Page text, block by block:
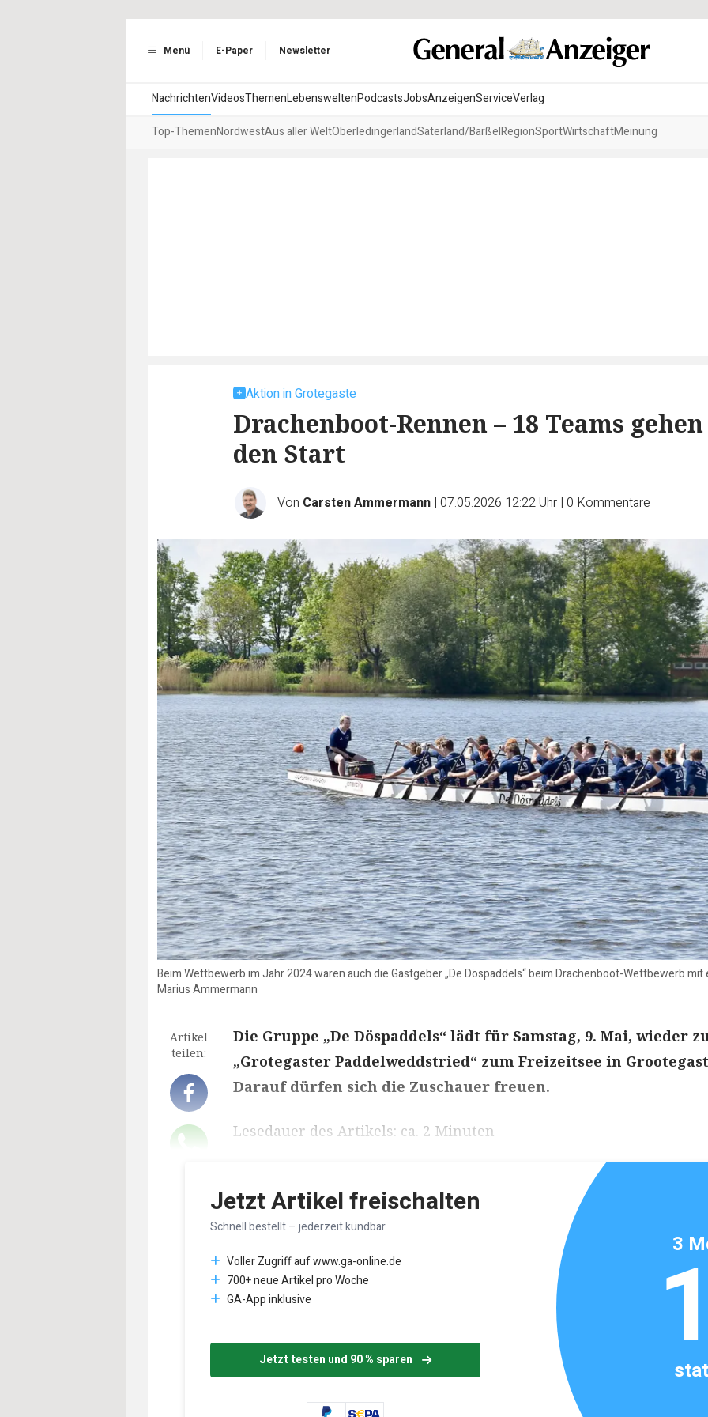
Menü E-Paper Newsletter
NachrichtenVideosThemenLebensweltenPodcastsJobsAnzeigenServiceVerlag
Top-ThemenNordwestAus aller WeltOberledingerlandSaterland/BarßelRegionSportWirtschaftMeinung
Aktion in Grotegaste
Drachenboot-Rennen – 18 Teams
den Start
Von Carsten Ammermann | 07.05.2026 12:22 Uhr | 0 Kommentare
Beim Wettbewerb im Jahr 2024 waren auch die Gastgeber „De Döspaddels“ beim Drachenboot-Wettbewerb
Marius Ammermann
Artikel
teilen:
Die Gruppe „De Döspaddels“ lädt für Samstag, 9. Mai, wieder
„Grotegaster Paddelweddstried“ zum Freizeitsee in
Darauf dürfen sich die Zuschauer freuen.
Lesedauer des Artikels: ca. 2 Minuten
Jetzt Artikel freischalten
Schnell bestellt – jederzeit kündbar.
Voller Zugriff auf www.ga-online.de
700+ neue Artikel pro Woche
GA-App inklusive
Jetzt testen und 90 % sparen
3